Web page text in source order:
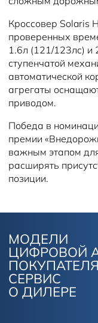
Кроссовер Solaris
проверенных
1.6л (121/123лс) и
ступенчатой
автоматической
агрегаты
приводом.
Победа в
премии
важным этапом
расширять
позиции.
МОДЕЛИ
ЦИФРОВОЙ
СЕРВИС
О ДИЛЕРЕ